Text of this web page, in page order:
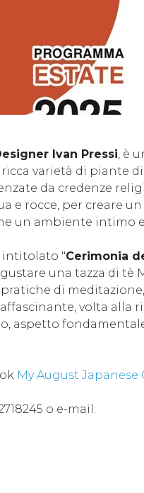
Ivan Pressi, è
varietà di piante
da credenze
e rocce, per creare
un ambiente intimo
intitolato "Cerimonia
una tazza di tè
di
volta alla
aspetto
My August Japanese
o e-mail: